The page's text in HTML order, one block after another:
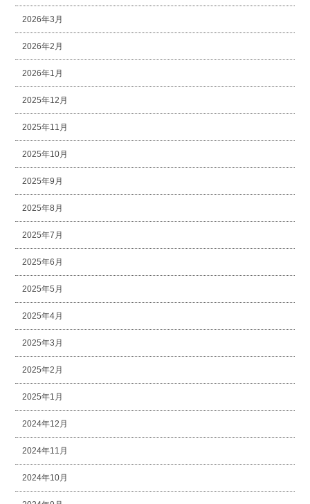
2026年3月
2026年2月
2026年1月
2025年12月
2025年11月
2025年10月
2025年9月
2025年8月
2025年7月
2025年6月
2025年5月
2025年4月
2025年3月
2025年2月
2025年1月
2024年12月
2024年11月
2024年10月